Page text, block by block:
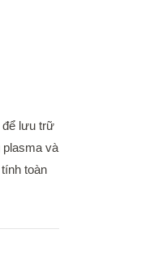
để lưu trữ
plasma và
toàn